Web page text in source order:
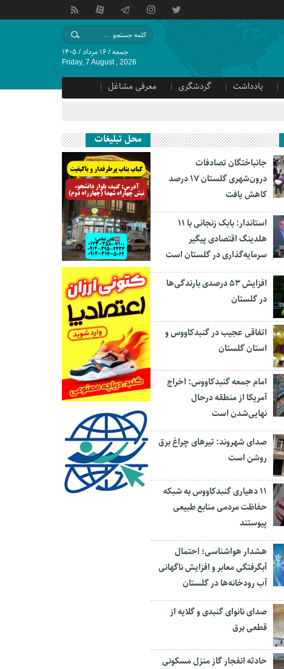
جمعه / ۱۶ مرداد / ۱۴۰۵
Friday, 7 August , 2026
یادداشت گردشگری
معرفی مشاغل
جانباختگان تصادفات
درون‌شهری گلستان ۱۷ درصد
کاهش یافت
استاندار: بابک زنجانی با ۱۱
هلدینگ اقتصادی پیگیر
سرمایه‌گذاری در گلستان است
افزایش ۵۳ درصدی بارندگی‌ها
در گلستان
اتفاقی عجیب در‌ گنبدکاووس و
استان گلستان
امام جمعه گنبدکاووس: اخراج
آمریکا از منطقه درحال
نهایی‌شدن است
صدای شهروند: تیرهای چراغ برق
روشن است
۱۱ دهیاری گنبدکاووس به شبکه
حفاظت مردمی منابع طبیعی
پیوستند
هشدار هواشناسی؛ احتمال
آبگرفتگی معابر و افزایش ناگهانی
آب رودخانه‌ها در گلستان
صدای نانوای گنبدی و گلایه از
قطعی برق
حادثه انفجار گاز منزل مسکونی
محل تبلیغات